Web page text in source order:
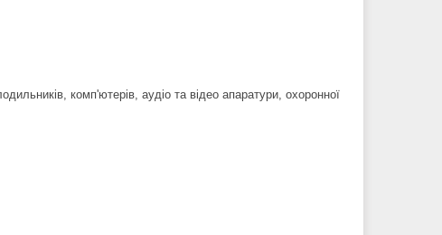
комп'ютерів, аудіо та відео апаратури, охоронної